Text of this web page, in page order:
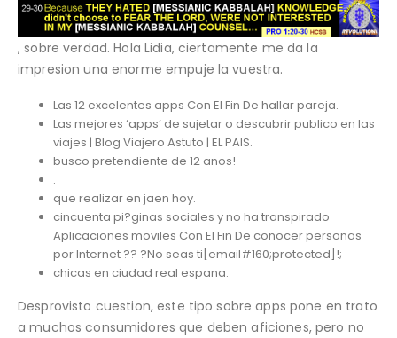
, sobre verdad. Hola Lidia, ciertamente me da la
impresion una enorme empuje la vuestra.
Las 12 excelentes apps Con El Fin De hallar pareja.
Las mejores ‘apps’ de sujetar o descubrir publico en las
viajes | Blog Viajero Astuto | EL PAIS.
busco pretendiente de 12 anos!
.
que realizar en jaen hoy.
cincuenta pi?ginas sociales y no ha transpirado
Aplicaciones moviles Con El Fin De conocer personas
por Internet ?? ?No seas ti[email#160;protected]!;
chicas en ciudad real espana.
Desprovisto cuestion, este tipo sobre apps pone en trato
a muchos consumidores que deben aficiones, pero no